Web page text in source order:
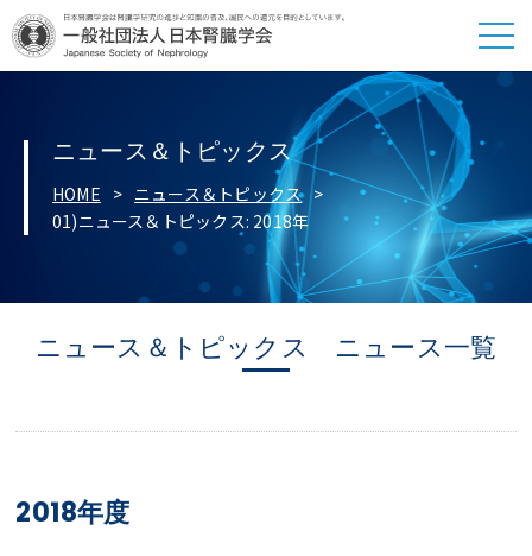
ニュース＆トピックス
HOME
ニュース＆トピックス
01)ニュース＆トピックス: 2018年
ニュース＆トピックス ニュース一覧
2018年度